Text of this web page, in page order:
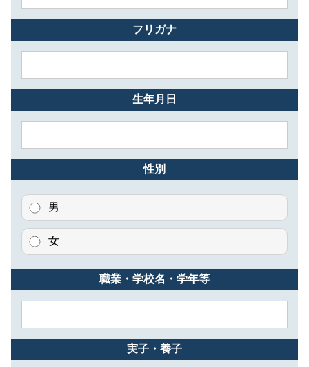
フリガナ
生年月日
性別
男
女
職業・学校名・学年等
実子・養子